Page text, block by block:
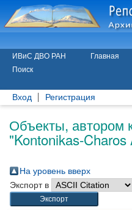
ИВиС ДВО РАН Главная
Поиск
Вход Регистрация
Объекты, автором
"Kontonikas-
На уровень вверх
Экспорт в